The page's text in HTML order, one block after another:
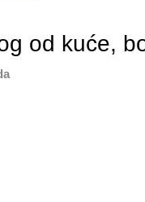
od kuće,